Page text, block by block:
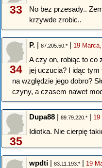
33
No bez przesady..
krzywde zrobic..
34
P. | 87.205.50.* | 19
A czy on, robiąc to co
jej uczucia? I idąc tym
na względzie jego dobro?
czyny, a czasem nawet
35
Dupa88 | 89.79.220.* | 19
Idiotka. Nie cierpię
wpdti | 83.11.193.* | 19